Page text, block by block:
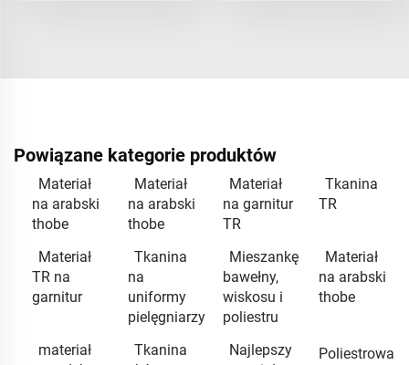
Powiązane kategorie produktów
Materiał
na arabski
thobe
Materiał
na arabski
thobe
Materiał
na garnitur
TR
Tkanina
TR
Materiał
TR na
garnitur
Tkanina
na
uniformy
pielęgniarzy
Mieszankę
bawełny,
wiskosu i
poliestru
Materiał
na arabski
thobe
materiał
Tkanina
Najlepszy
Poliestrowa